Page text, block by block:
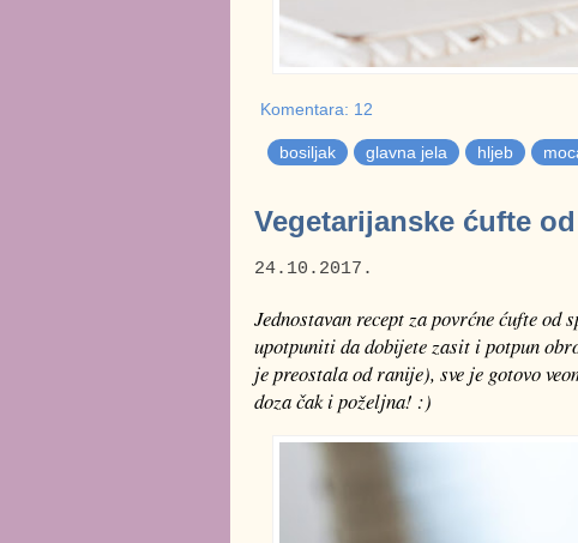
Komentara: 12
bosiljak glavna jela hljeb
Vegetarijanske ćufte
24.10.2017.
Jednostavan recept za povrćne ćufte
upotpuniti da dobijete zasit i potpun
je preostala od ranije), sve je gotovo
doza čak i poželjna! :)